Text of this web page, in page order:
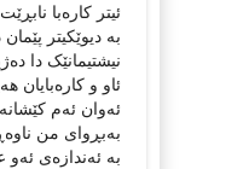
ئیتر کارەبا
بە دیوێکیتر
نیشتیمانێک دا
ئاو و کارەبایان
ئەوان ئەم
بەبڕوای من
بە ئەندازەی